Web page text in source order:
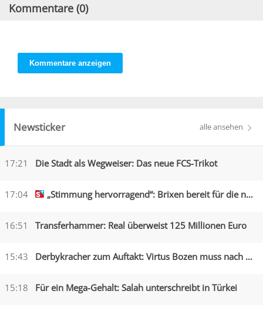
Kommentare (0)
Kommentare anzeigen
Newsticker alle ansehen
17:21 Die Stadt als Wegweiser: Das neue FCS-Trikot
17:04 „Stimmung hervorragend“: Brixen bereit für die neue Saison
16:51 Transferhammer: Real überweist 125 Millionen Euro
15:43 Derbykracher zum Auftakt: Virtus Bozen muss nach Obermais
15:18 Für ein Mega-Gehalt: Salah unterschreibt in Türkei